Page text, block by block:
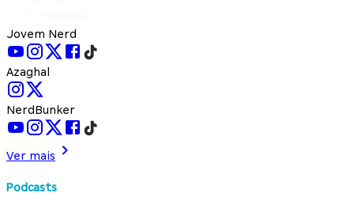
Jovem Nerd
Azaghal
NerdBunker
Ver mais
Podcasts